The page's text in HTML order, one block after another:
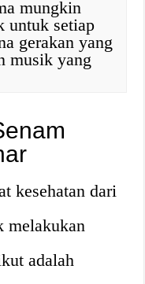
mungkin
untuk setiap
gerakan yang
musik yang
kesehatan dari
melakukan
adalah